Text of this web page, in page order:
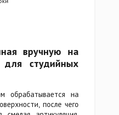
вручную на
студийных
обрабатывается на
после чего